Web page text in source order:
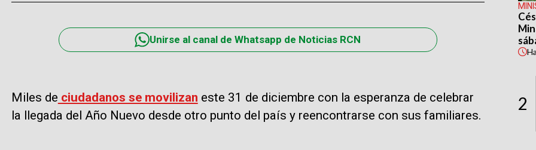
Unirse al canal de Whatsapp de Noticias RCN
Miles de ciudadanos se movilizan este 31 de diciembre con la esperanza de celebrar
la llegada del Año Nuevo desde otro punto del país y reencontrarse con sus familiares.
2